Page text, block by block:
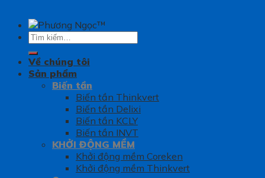
Tìm
Về chúng tôi
Sản phẩm
Biến tần
Biến tần Thinkvert
Biến tần Delixi
Biến tần KCLY
Biến tần INVT
KHỞI ĐỘNG MỀM
Khởi động mềm Coreken
Khởi động mềm Thinkvert